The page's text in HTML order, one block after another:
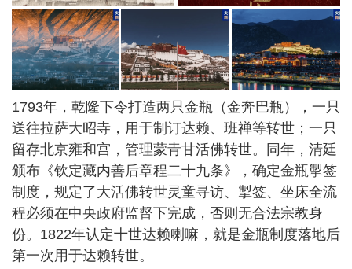
1793年，乾隆下令打造两只金瓶（金奔巴瓶），一只
送往拉萨大昭寺，用于制订达赖、班禅等转世；一只
留存北京雍和宫，管理蒙青甘活佛转世。同年，清廷
颁布《钦定藏内善后章程二十九条》，确定金瓶掣签
制度，规定了大活佛转世灵童寻访、掣签、坐床全流
程必须在中央政府监督下完成，否则无合法宗教身
份。1822年认定十世达赖喇嘛，就是金瓶制度落地后
第一次用于达赖转世。